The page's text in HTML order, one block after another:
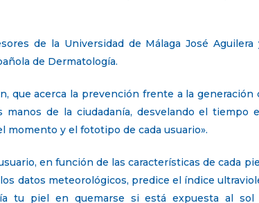
de la Universidad de Málaga José Aguilera
de Dermatología.
que acerca la prevención frente a la
de la ciudadanía, desvelando el tiempo
momento y el fototipo de cada usuario».
en función de las características de cada
datos meteorológicos, predice el índice
tu piel en quemarse si está expuesta al sol